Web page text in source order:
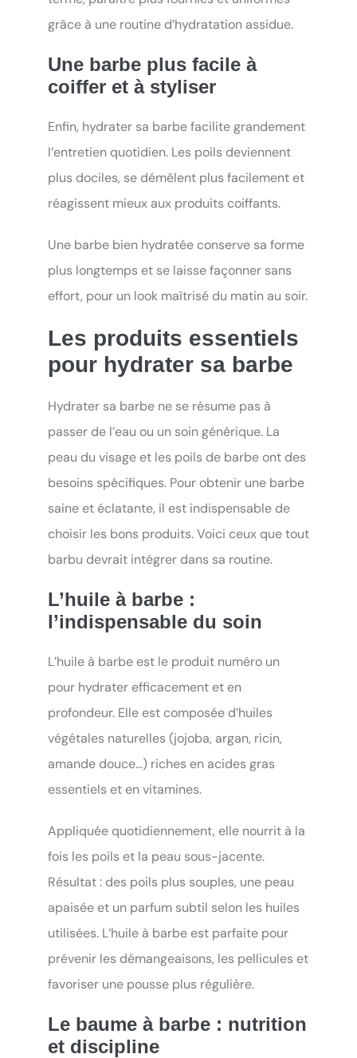
grâce à une routine d’hydratation assidue.
Une barbe plus facile à
coiffer et à styliser
Enfin, hydrater sa barbe facilite grandement
l’entretien quotidien. Les poils deviennent
plus dociles, se démêlent plus facilement et
réagissent mieux aux produits coiffants.
Une barbe bien hydratée conserve sa forme
plus longtemps et se laisse façonner sans
effort, pour un look maîtrisé du matin au soir.
Les produits essentiels
pour hydrater sa barbe
Hydrater sa barbe ne se résume pas à
passer de l’eau ou un soin générique. La
peau du visage et les poils de barbe ont des
besoins spécifiques. Pour obtenir une barbe
saine et éclatante, il est indispensable de
choisir les bons produits. Voici ceux que tout
barbu devrait intégrer dans sa routine.
L’huile à barbe :
l’indispensable du soin
L’huile à barbe est le produit numéro un
pour hydrater efficacement et en
profondeur. Elle est composée d’huiles
végétales naturelles (jojoba, argan, ricin,
amande douce…) riches en acides gras
essentiels et en vitamines.
Appliquée quotidiennement, elle nourrit à la
fois les poils et la peau sous-jacente.
Résultat : des poils plus souples, une peau
apaisée et un parfum subtil selon les huiles
utilisées. L’huile à barbe est parfaite pour
prévenir les démangeaisons, les pellicules et
favoriser une pousse plus régulière.
Le baume à barbe : nutrition
et discipline